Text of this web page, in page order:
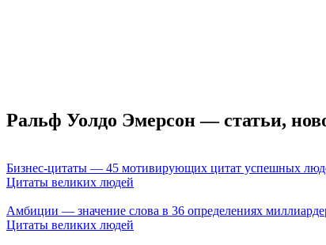
Ральф Уолдо Эмерсон — статьи,
Бизнес-цитаты — 45 мотивирующих цитат успешных
Цитаты великих людей
Амбиции — значение слова в 36 определениях
Цитаты великих людей